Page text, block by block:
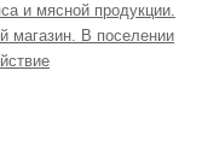
и мясной продукции.
магазин. В поселении